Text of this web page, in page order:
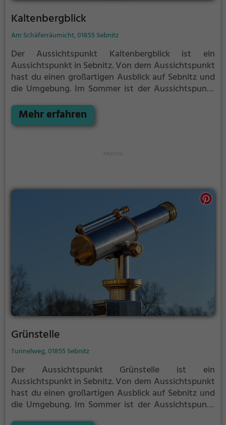
Kaltenbergblick
Am Schäferräumicht, 01855 Sebnitz
Der Aussichtspunkt Kaltenbergblick ist ein
Aussichtspunkt in Sebnitz.Von dem Aussichtspunkt
hast du einen großartigen Ausblick auf Sebnitz und
die Umgebung. Im Sommer ist der Aussichtspunkt
Familienausflüge, Wanderungen oder zum
Picknicken und lockt an warmen und sonnigen
Mehr erfahren
Grünstelle
Tunnelweg, 01855 Sebnitz
Der Aussichtspunkt Grünstelle ist ein
Aussichtspunkt in Sebnitz.Von dem Aussichtspunkt
hast du einen großartigen Ausblick auf Sebnitz und
die Umgebung. Im Sommer ist der Aussichtspunkt